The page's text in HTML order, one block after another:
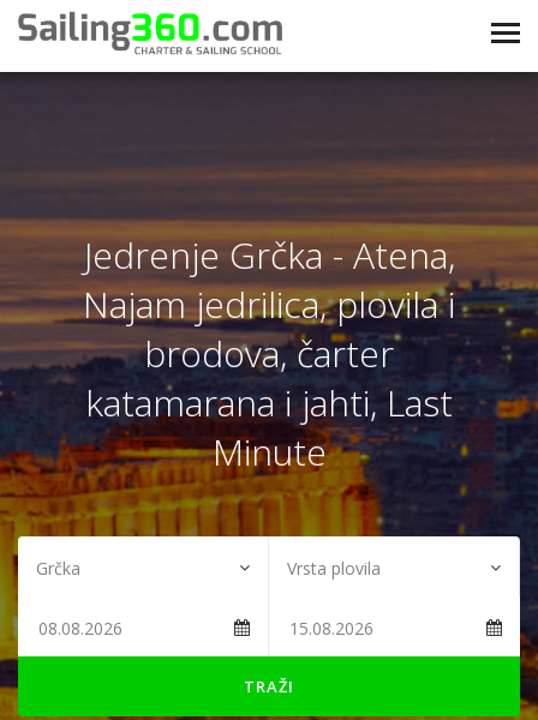
Jedrenje Grčka - Atena,
Najam jedrilica, plovila i
brodova, čarter
katamarana i jahti, Last
Minute
TRAŽI